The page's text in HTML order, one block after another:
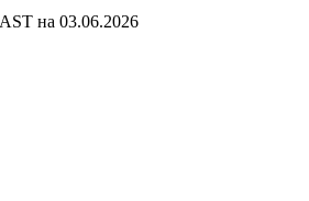
на 03.06.2026